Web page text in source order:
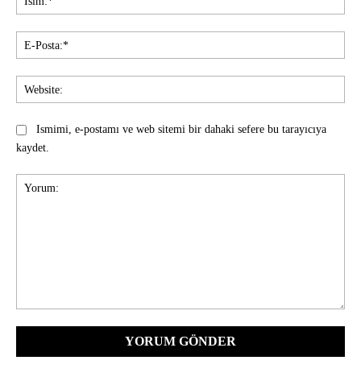
Ismimi, e-postamı ve web sitemi bir dahaki sefere bu tarayıcıya
kaydet.